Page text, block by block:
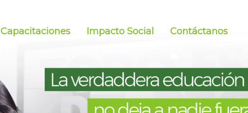
Capacitaciones Impacto Social Contáctanos